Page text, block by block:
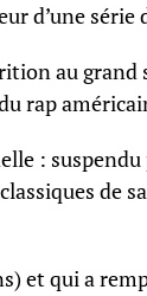
d’une série
au grand
rap
: suspendu
de
et qui a